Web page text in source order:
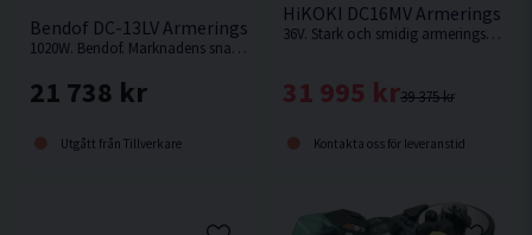
Bendof DC-13LV Armeringsklipp (1020W)
1020W. Bendof. Marknadens snabbaste och lättaste armeringsklipp i sin klass (endast 6kg).
21 738 kr
Utgått från Tillverkare
HiKOKI DC16MV
36V. Stark och smidig armeringsklipp från Hikoki
39 375 kr
31 995 kr
Kontakta oss för leveranstid